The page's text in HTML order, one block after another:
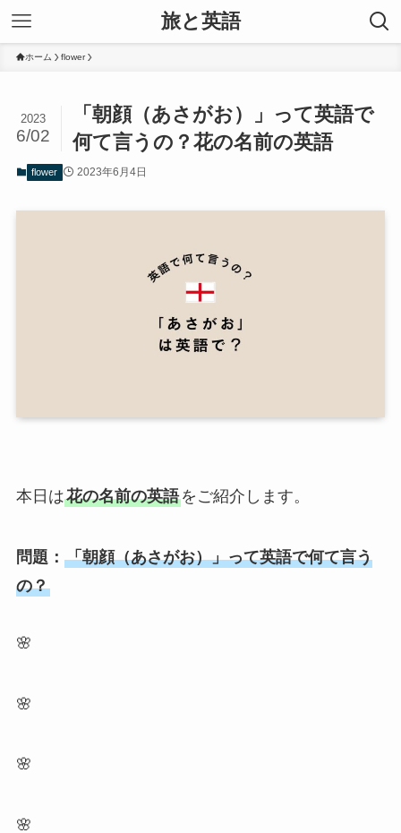
旅と英語
ホーム flower
「朝顔（あさがお）」って英語で
何て言うの？花の名前の英語
2023
6/02
flower 2023年6月4日
本日は花の名前の英語をご紹介します。
問題： 「朝顔（あさがお）」って英語で何て言う
の？
🌸
🌸
🌸
🌸